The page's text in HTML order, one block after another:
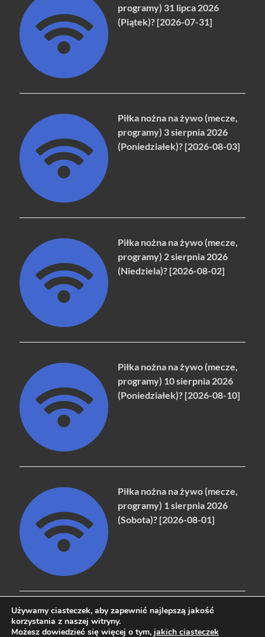
programy) 31 lipca 2026
(Piątek)? [2026-07-31]
Piłka nożna na żywo (mecze,
programy) 3 sierpnia 2026
(Poniedziałek)? [2026-08-03]
Piłka nożna na żywo (mecze,
programy) 2 sierpnia 2026
(Niedziela)? [2026-08-02]
Piłka nożna na żywo (mecze,
programy) 10 sierpnia 2026
(Poniedziałek)? [2026-08-10]
Piłka nożna na żywo (mecze,
programy) 1 sierpnia 2026
(Sobota)? [2026-08-01]
Używamy ciasteczek, aby zapewnić najlepszą jakość
korzystania z naszej witryny.
Możesz dowiedzieć się więcej o tym, jakich ciasteczek